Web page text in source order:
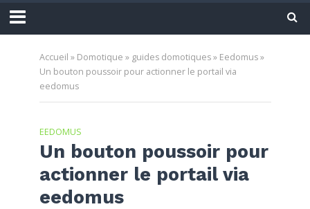
Accueil » Domotique » guides domotiques» Eedomus»
Un bouton poussoir pour actionner le portail via
eedomus
EEDOMUS
Un bouton poussoir pour
actionner le portail via
eedomus